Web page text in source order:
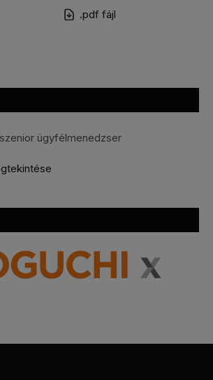
.pdf fájl
ügyfélmenedzser